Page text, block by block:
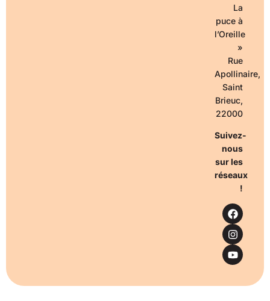
La
puce à
l’Oreille
»
Rue
Apollinaire,
Saint
Brieuc,
22000
Suivez-
nous
sur les
réseaux
!